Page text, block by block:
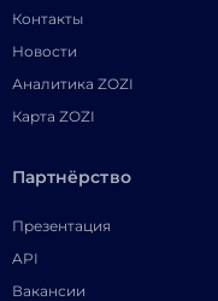
Контакты
Новости
Аналитика ZOZI
Карта ZOZI
Партнёрство
Презентация
API
Вакансии